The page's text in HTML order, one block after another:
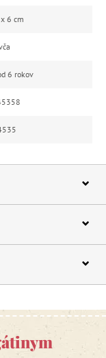
6 cm
6 rokov